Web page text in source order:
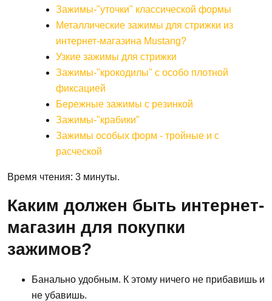
Зажимы-"уточки" классической формы
Металлические зажимы для стрижки из
интернет-магазина Mustang?
Узкие зажимы для стрижки
Зажимы-"крокодилы" с особо плотной
фиксацией
Бережные зажимы с резинкой
Зажимы-"крабики"
Зажимы особых форм - тройные и с
расческой
Время чтения: 3 минуты.
Каким должен быть интернет-
магазин для покупки
зажимов?
Банально удобным. К этому ничего не прибавишь и
не убавишь.